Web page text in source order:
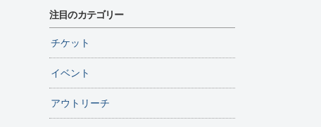
注目のカテゴリー
チケット
イベント
アウトリーチ